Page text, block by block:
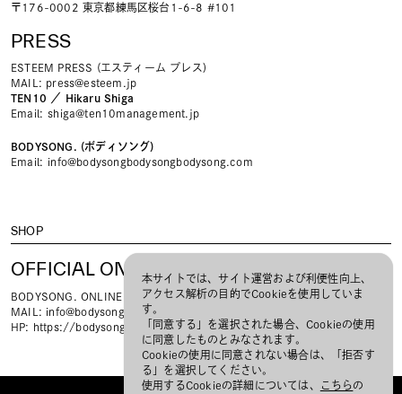
〒176-0002 東京都練馬区桜台1-6-8 #101
PRESS
ESTEEM PRESS (エスティーム プレス)
MAIL: press@esteem.jp
TEN10 ／ Hikaru Shiga
Email
shiga@ten10management.jp
BODYSONG. (ボディソング)
Email
info@bodysongbodysongbodysong.com
SHOP
OFFICIAL ONLINE STORE
BODYSONG. ONLINE STORE
MAIL: info@bodysongbodysongbodysong.com
HP:
https://bodysong.thebase.in/
本サイトでは、サイト運営および利便性向上、
アクセス解析の目的でCookieを使用していま
す。
「同意する」を選択された場合、Cookieの使用
に同意したものとみなされます。
Cookieの使用に同意されない場合は、「拒否す
る」を選択してください。
使用するCookieの詳細については、
こちらの